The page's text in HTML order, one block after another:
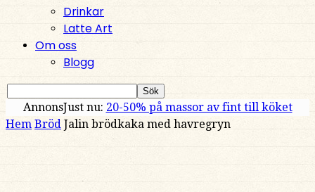
Drinkar
Latte Art
Om oss
Blogg
AnnonsJust nu: 20-50% på massor av fint till köket
Hem Bröd Jalin brödkaka med havregryn